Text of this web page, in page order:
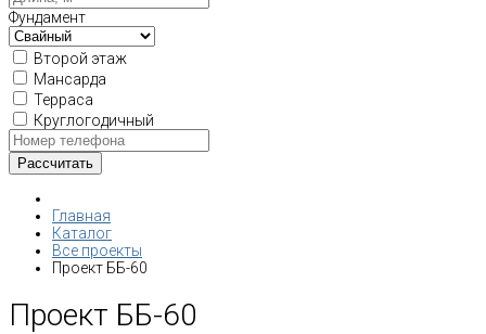
Фундамент
Второй этаж
Мансарда
Терраса
Круглогодичный
Главная
Каталог
Все проекты
Проект ББ-60
Проект ББ-60